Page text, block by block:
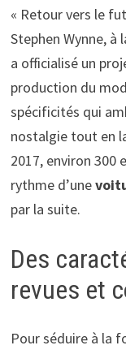
« Retour vers le
Stephen Wynne,
a officialisé un
production du
spécificités qui
nostalgie tout en
2017, environ 300
rythme d’une
par la suite.
Des
revues et
Pour séduire à la